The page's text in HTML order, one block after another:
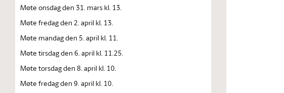
Møte onsdag den 31. mars kl. 13.
Møte fredag den 2. april kl. 13.
Møte mandag den 5. april kl. 11.
Møte tirsdag den 6. april kl. 11.25.
Møte torsdag den 8. april kl. 10.
Møte fredag den 9. april kl. 10.